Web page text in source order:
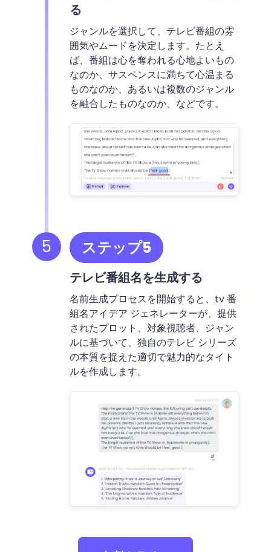
る
ジャンルを選択して、テレビ番組の雰
囲気やムードを決定します。たとえ
ば、番組は心を奪われる心地よいもの
なのか、サスペンスに満ちて心温まる
ものなのか、あるいは複数のジャンル
を融合したものなのか、などです。
5 ステップ5
テレビ番組名を生成する
名前生成プロセスを開始すると、tv 番
組名アイデア ジェネレーターが、提供
されたプロット、対象視聴者、ジャン
ルに基づいて、独自のテレビ シリーズ
の本質を捉えた適切で魅力的なタイト
ルを作成します。